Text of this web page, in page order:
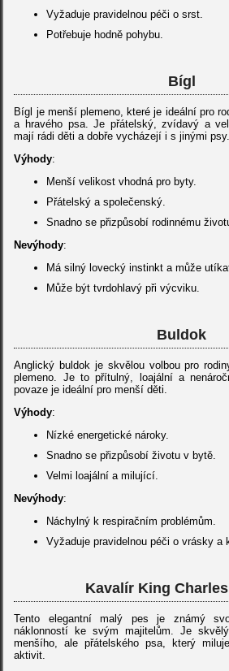
Vyžaduje pravidelnou péči o srst.
Potřebuje hodně pohybu.
Bígl
Bígl je menší plemeno, které je ideální pro
a hravého psa. Je přátelský, zvídavý a
mají rádi děti a dobře vycházejí i s jinými psy.
Výhody:
Menší velikost vhodná pro byty.
Přátelský a společenský.
Snadno se přizpůsobí rodinnému
Nevýhody:
Má silný lovecký instinkt a může
Může být tvrdohlavý při výcviku.
Buldok
Anglický buldok je skvělou volbou pro
plemeno. Je to přítulný, loajální a
povaze je ideální pro menší děti.
Výhody:
Nízké energetické nároky.
Snadno se přizpůsobí životu v bytě.
Velmi loajální a milující.
Nevýhody:
Náchylný k respiračním problémům.
Vyžaduje pravidelnou péči o vrásky a
Kavalír King Charles
Tento elegantní malý pes je známý
náklonností ke svým majitelům. Je
menšího, ale přátelského psa, který
aktivit.